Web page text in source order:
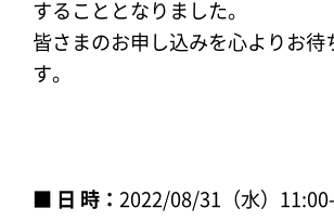
することとなりました。
皆さまのお申し込みを心よりお待
す。
■ 日 時： 2022/08/31（水）